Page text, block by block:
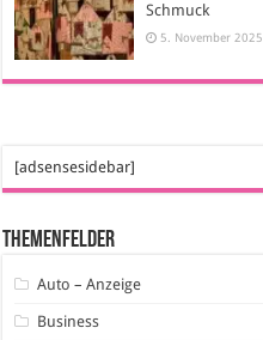
Schmuck
5. November 2025
[adsensesidebar]
Themenfelder
Auto – Anzeige
Business